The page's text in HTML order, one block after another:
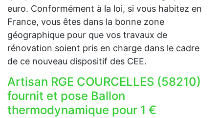
euro. Conformément à la loi, si vous habitez en
France, vous êtes dans la bonne zone
géographique pour que vos travaux de
rénovation soient pris en charge dans le cadre
de ce nouveau dispositif des CEE.
Artisan RGE COURCELLES (58210)
fournit et pose Ballon
thermodynamique pour 1 €